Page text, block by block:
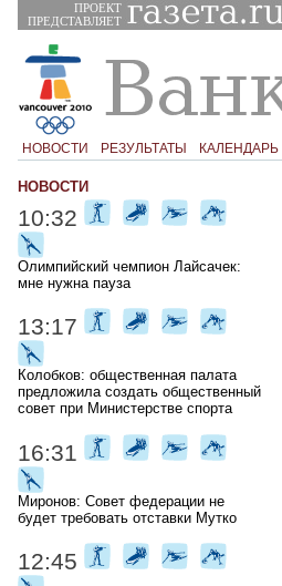
ПРОЕКТ
ПРЕДСТАВЛЯЕТ
НОВОСТИ РЕЗУЛЬТАТЫ КАЛЕНДАРЬ
НОВОСТИ
10:32
Олимпийский чемпион Лайсачек:
мне нужна пауза
13:17
Колобков: общественная палата
предложила создать общественный
совет при Министерстве спорта
16:31
Миронов: Совет федерации не
будет требовать отставки Мутко
12:45